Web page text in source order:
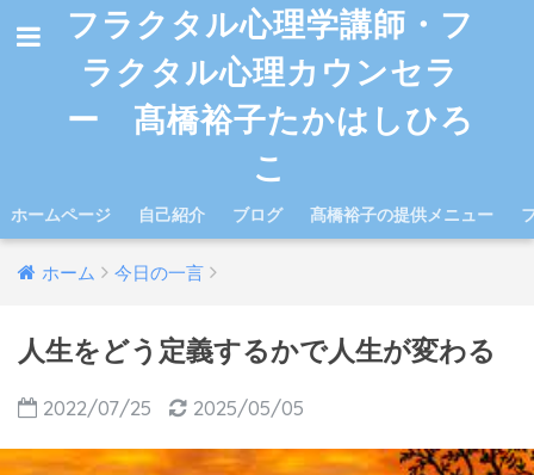
フラクタル心理学講師・フ
ラクタル心理カウンセラ
ー 髙橋裕子たかはしひろ
こ
ホームページ 自己紹介 ブログ 髙橋裕子の提供メニュー
ホーム 今日の一言
人生をどう定義するかで人生が変わる
2022/07/25 2025/05/05